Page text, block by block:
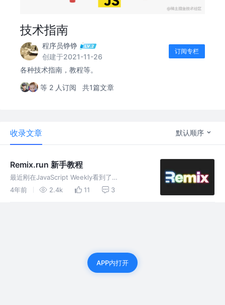
技术指南
程序员铮铮
创建于2021-11-26
订阅专栏
各种技术指南，教程等。
等 2 人订阅 共1篇文章
收录文章 默认顺序
Remix.run 新手教程
最近刚在JavaScript Weekly看到了
Remix.run(以下简称Remix)准备开源发布1.0版
4年前 2.4k 11 3
APP内打开